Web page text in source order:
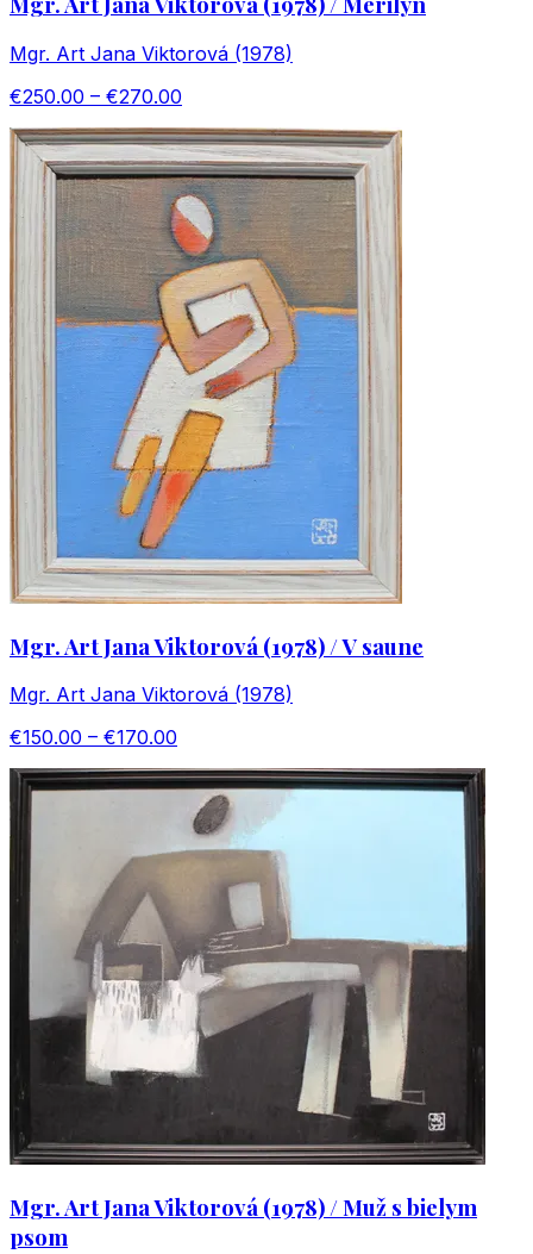
Mgr. Art Jana Viktorová (1978)
€250.00 – €270.00
Mgr. Art Jana Viktorová (1978) / V saune
Mgr. Art Jana Viktorová (1978)
€150.00 – €170.00
Mgr. Art Jana Viktorová (1978) / Muž s bielym
psom